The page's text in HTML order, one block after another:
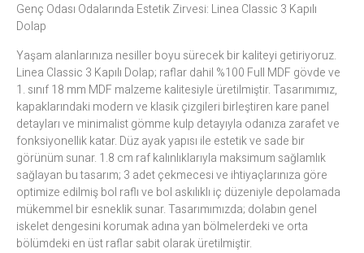
Genç Odası Odalarında Estetik Zirvesi: Linea Classic 3 Kapılı
Dolap
Yaşam alanlarınıza nesiller boyu sürecek bir kaliteyi getiriyoruz.
Linea Classic 3 Kapılı Dolap; raflar dahil %100 Full MDF gövde ve
1. sınıf 18 mm MDF malzeme kalitesiyle üretilmiştir. Tasarımımız,
kapaklarındaki modern ve klasik çizgileri birleştiren kare panel
detayları ve minimalist gömme kulp detayıyla odanıza zarafet ve
fonksiyonellik katar. Düz ayak yapısı ile estetik ve sade bir
görünüm sunar. 1.8 cm raf kalınlıklarıyla maksimum sağlamlık
sağlayan bu tasarım; 3 adet çekmecesi ve ihtiyaçlarınıza göre
optimize edilmiş bol raflı ve bol askılıklı iç düzeniyle depolamada
mükemmel bir esneklik sunar. Tasarımımızda; dolabın genel
iskelet dengesini korumak adına yan bölmelerdeki ve orta
bölümdeki en üst raflar sabit olarak üretilmiştir.